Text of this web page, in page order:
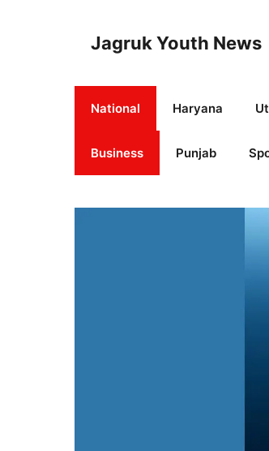
Jagruk Youth News
National Haryana
Business Punjab